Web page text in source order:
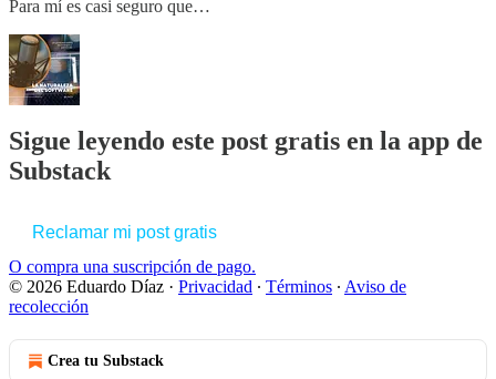
Para mí es casi seguro que…
Sigue leyendo este post gratis en la app de
Substack
Reclamar mi post gratis
O compra una suscripción de pago.
© 2026 Eduardo Díaz · Privacidad ∙ Términos ∙ Aviso de
recolección
Crea tu Substack